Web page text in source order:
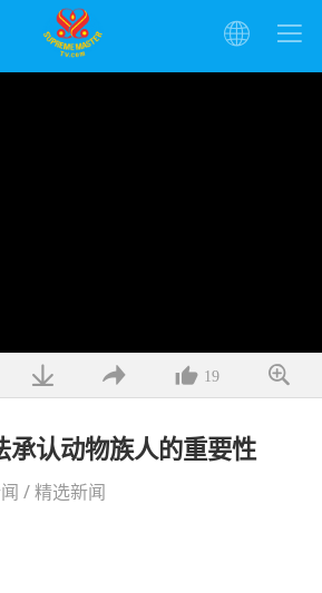
19
承认动物族人的重要性
/精选新闻